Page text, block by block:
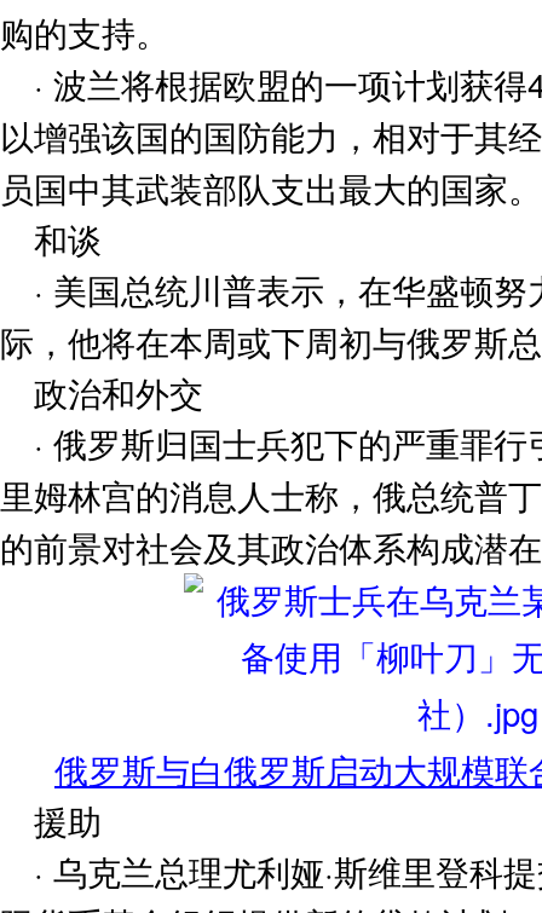
购的支持。
· 波兰将根据欧盟的一项计划获
以增强该国的国防能力，相对于其
员国中其武装部队支出最大的国家。
和谈
· 美国总统川普表示，在华盛顿
际，他将在本周或下周初与俄罗斯
政治和外交
· 俄罗斯归国士兵犯下的严重罪
里姆林宫的消息人士称，俄总统普
的前景对社会及其政治体系构成潜
俄罗斯与白俄罗斯启动大规模联
援助
· 乌克兰总理尤利娅·斯维里登科